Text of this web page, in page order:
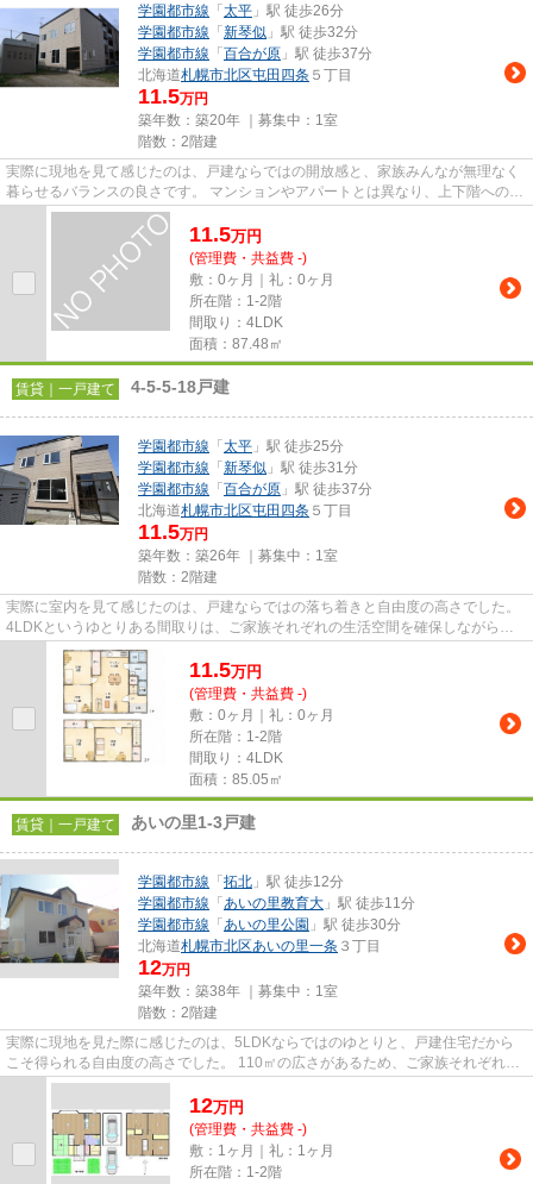
学園都市線 「 太平 」駅 徒歩26分
学園都市線 「 新琴似 」駅 徒歩32分
学園都市線 「 百合が原 」駅 徒歩37分
北海道札幌市北区屯田四条 ５丁目
11.5万円
築年数：築20年 ｜募集中： 1室
階数：2階建
実際に現地を見て感じたのは、戸建ならではの開放感と、家族みんなが無理なく
暮らせるバランスの良さです。 マンションやアパートとは異なり、上下階への音
を気にする場面が比較的少...
11.5万円
(管理費・共益費 -)
敷：0ヶ月｜礼：0ヶ月
所在階：1-2階
間取り：4LDK
面積：87.48㎡
賃貸｜一戸建て 4-5-5-18戸建
学園都市線 「 太平 」駅 徒歩25分
学園都市線 「 新琴似 」駅 徒歩31分
学園都市線 「 百合が原 」駅 徒歩37分
北海道札幌市北区屯田四条 ５丁目
11.5万円
築年数：築26年 ｜募集中： 1室
階数：2階建
実際に室内を見て感じたのは、戸建ならではの落ち着きと自由度の高さでした。
4LDKというゆとりある間取りは、ご家族それぞれの生活空間を確保しながら暮
らせるため、長く快適に住み続...
11.5万円
(管理費・共益費 -)
敷：0ヶ月｜礼：0ヶ月
所在階：1-2階
間取り：4LDK
面積：85.05㎡
賃貸｜一戸建て あいの里1-3戸建
学園都市線 「 拓北 」駅 徒歩12分
学園都市線 「 あいの里教育大 」駅 徒歩11分
学園都市線 「 あいの里公園 」駅 徒歩30分
北海道札幌市北区あいの里一条 ３丁目
12万円
築年数：築38年 ｜募集中： 1室
階数：2階建
実際に現地を見た際に感じたのは、5LDKならではのゆとりと、戸建住宅だから
こそ得られる自由度の高さでした。 110㎡の広さがあるため、ご家族それぞれの
プライベート空間を確保しなが...
12万円
(管理費・共益費 -)
敷：1ヶ月｜礼：1ヶ月
所在階：1-2階